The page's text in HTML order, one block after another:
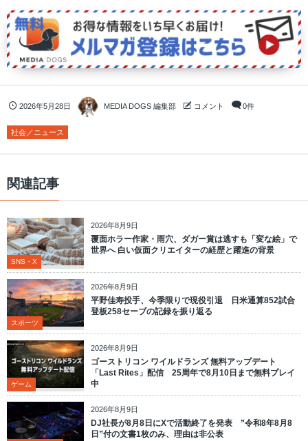
2026年5月28日 MEDIA DOGS 編集部 コメント 0件
社会／ニュース
関連記事
2026年8月9日
SNS・X
覆面ホラー作家・雨穴、ダガー賞は逃すも「変な絵」で
世界へ 白い仮面クリエイターの経歴と躍進の背景
2026年8月9日
スポーツ
平野佳寿投手、今季限りで現役引退 日米通算852試合
登板258セーブの記録を振り返る
2026年8月9日
ゲーム
ゴーストリコン ワイルドランズ 無料アップデート
「Last Rites」配信 25周年で8月10日まで無料プレイ
中
2026年8月9日
DJ社長が8月8日にXで活動終了を発表 ”令和8年8月8
日”付の文書1枚のみ、理由は非公表